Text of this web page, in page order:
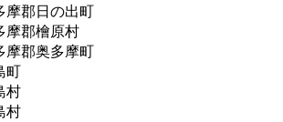
摩郡日の出町
摩郡檜原村
摩郡奥多摩町
町
村
村